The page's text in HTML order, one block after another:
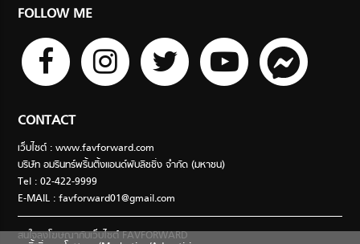
FOLLOW ME
CONTACT
เว็บไซต์ : www.favforward.com
บริษัท อมรินทร์พริ้นติ้งแอนด์พับลิชชิ่ง จำกัด (มหาชน)
Tel : 02-422-9999
E-MAIL :favforward01@gmail.com
สนใจลงโฆษณากับเว็บไซต์ FAVFORWARD